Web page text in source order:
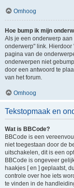
Omhoog
Hoe bump ik mijn
Als je een onderwerp
onderwerp" link. Hierdoor
pagina van de
onderwerpen niet
door een antwoord te
van het forum.
Omhoog
Tekstopmaak en
Wat is BBCode?
BBCode is een
niet toegestaan door de
uitschakelen, dit is een
BBCode is ongeveer
haakjes [ en ] geplaatst,
controle over hoe iets
te vinden in de